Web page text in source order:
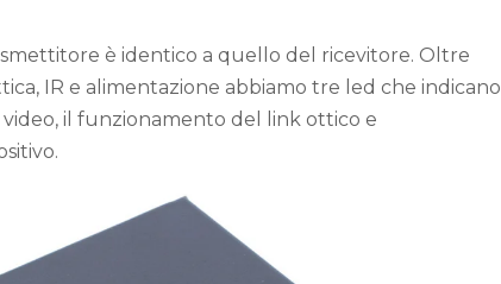
è identico a quello del ricevitore. Oltre
IR e alimentazione abbiamo tre led che indicano
video, il funzionamento del link ottico e